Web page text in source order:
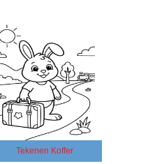
Tekenen Koffer